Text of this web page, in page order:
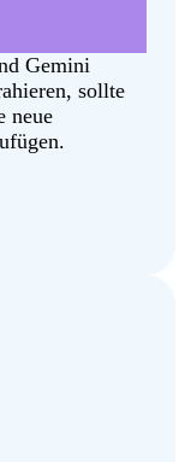
Gemini
sollte
neue